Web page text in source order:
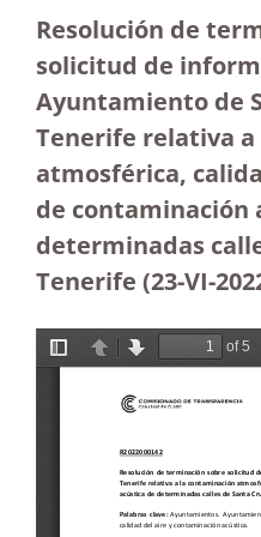
Resolución de
solicitud de
Ayuntamiento de
Tenerife relativa
atmosférica,
de contaminación
determinadas
Tenerife (23-VI-